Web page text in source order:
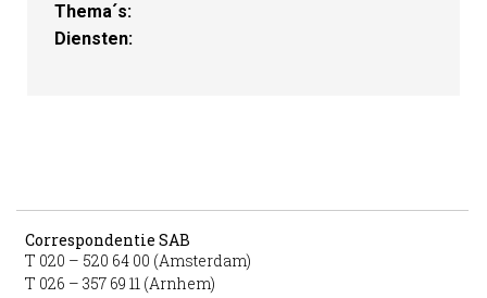
Thema´s:
Diensten:
Correspondentie SAB
T 020 – 520 64 00 (Amsterdam)
T 026 – 357 69 11 (Arnhem)